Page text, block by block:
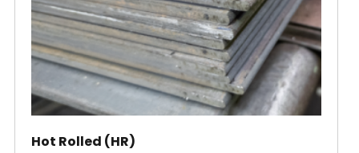
Hot Rolled (HR)